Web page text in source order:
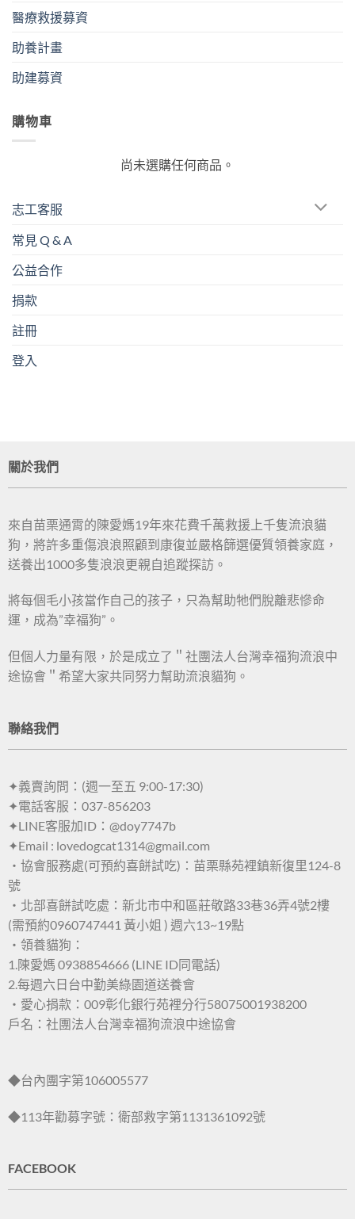
醫療救援募資
助養計畫
助建募資
購物車
尚未選購任何商品。
志工客服
常見 Q & A
公益合作
捐款
註冊
登入
關於我們
來自苗栗通霄的陳愛媽19年來花費千萬救援上千隻流浪貓
狗，將許多重傷浪浪照顧到康復並嚴格篩選優質領養家庭，
送養出1000多隻浪浪更親自追蹤探訪。
將每個毛小孩當作自己的孩子，只為幫助牠們脫離悲慘命
運，成為”幸福狗”。
但個人力量有限，於是成立了＂社團法人台灣幸福狗流浪中
途協會＂希望大家共同努力幫助流浪貓狗。
聯絡我們
✦義賣詢問：(週一至五 9:00-17:30)
✦電話客服：037-856203
✦LINE客服加ID：@doy7747b
✦Email : lovedogcat1314@gmail.com
・協會服務處(可預約喜餅試吃)：苗栗縣苑裡鎮新復里124-8
號
・北部喜餅試吃處：新北市中和區莊敬路33巷36弄4號2樓
(需預約0960747441 黃小姐 ) 週六13~19點
・領養貓狗：
1.陳愛媽 0938854666 (LINE ID同電話)
2.每週六日台中勤美綠園道送養會
・愛心捐款：009彰化銀行苑裡分行58075001938200
戶名：社團法人台灣幸福狗流浪中途協會
◆台內團字第106005577
◆113年勸募字號：衛部救字第1131361092號
FACEBOOK